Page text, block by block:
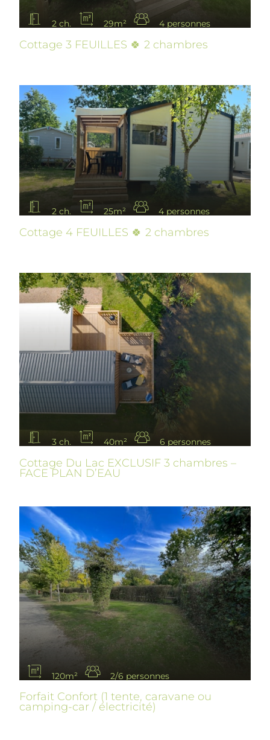
2 ch. 29m² 4 personnes
Cottage 3 FEUILLES 🍀 2 chambres
2 ch. 25m² 4 personnes
Cottage 4 FEUILLES 🍀 2 chambres
3 ch. 40m² 6 personnes
Cottage Du Lac EXCLUSIF 3 chambres –
FACE PLAN D’EAU
120m² 2/6 personnes
Forfait Confort (1 tente, caravane ou
camping-car / électricité)